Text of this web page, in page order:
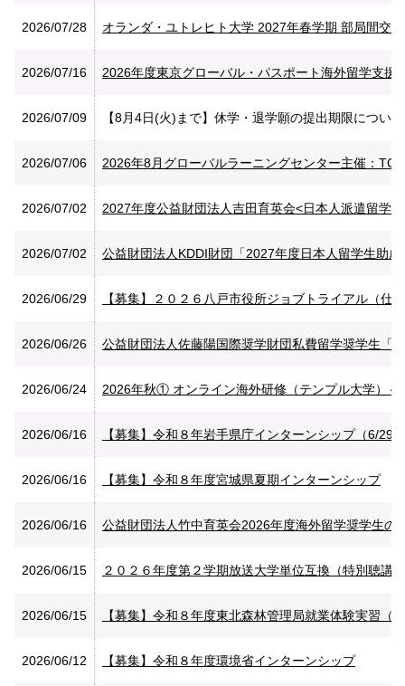
2026/07/28 オランダ・ユトレヒト大学 2027年春学期 部局間交
2026/07/16 2026年度東京グローバル・パスポート海外留学支
2026/07/09 【8月4日(火)まで】休学・退学願の提出期限について
2026/07/06 2026年8月グローバルラーニングセンター主催：
2026/07/02 2027年度公益財団法人吉田育英会<日本人派遣留学
2026/07/02 公益財団法人KDDI財団「2027年度日本人留学生助
2026/06/29 【募集】２０２６八戸市役所ジョブトライアル（仕
2026/06/26 公益財団法人佐藤陽国際奨学財団私費留学奨学生「
2026/06/24 2026年秋① オンライン海外研修（テンプル大学）
2026/06/16 【募集】令和８年岩手県庁インターンシップ（6/29
2026/06/16 【募集】令和８年度宮城県夏期インターンシップ
2026/06/16 公益財団法人竹中育英会2026年度海外留学奨学生の
2026/06/15 ２０２６年度第２学期放送大学単位互換（特別聴講
2026/06/15 【募集】令和８年度東北森林管理局就業体験実習（
2026/06/12 【募集】令和８年度環境省インターンシップ